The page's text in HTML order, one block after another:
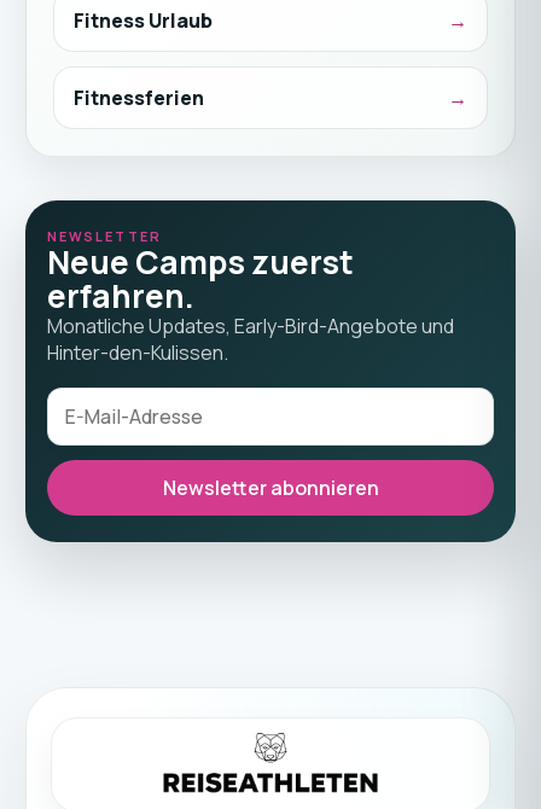
Fitness Urlaub
Fitnessferien
NEWSLETTER
Neue Camps zuerst
erfahren.
Monatliche Updates, Early-Bird-Angebote und
Hinter-den-Kulissen.
Newsletter abonnieren